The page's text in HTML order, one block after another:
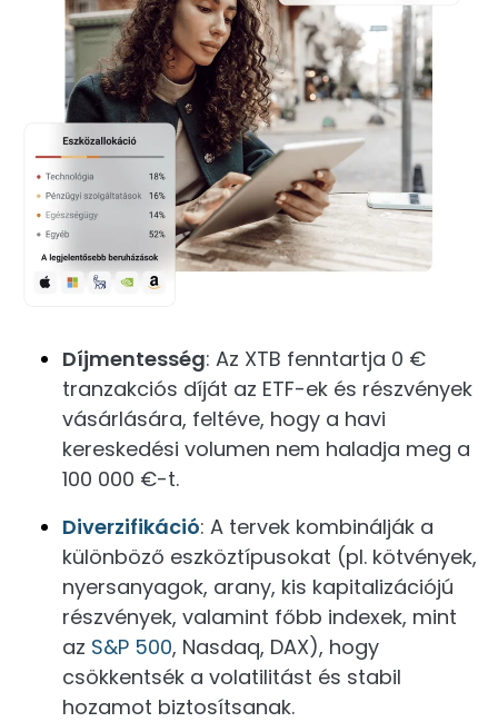
Díjmentesség: Az XTB fenntartja 0 €
tranzakciós díját az ETF-ek és részvények
vásárlására, feltéve, hogy a havi
kereskedési volumen nem haladja meg a
100 000 €-t.
Diverzifikáció: A tervek kombinálják a
különböző eszköztípusokat (pl. kötvények,
nyersanyagok, arany, kis kapitalizációjú
részvények, valamint főbb indexek, mint
az S&P 500, Nasdaq, DAX), hogy
csökkentsék a volatilitást és stabil
hozamot biztosítsanak.